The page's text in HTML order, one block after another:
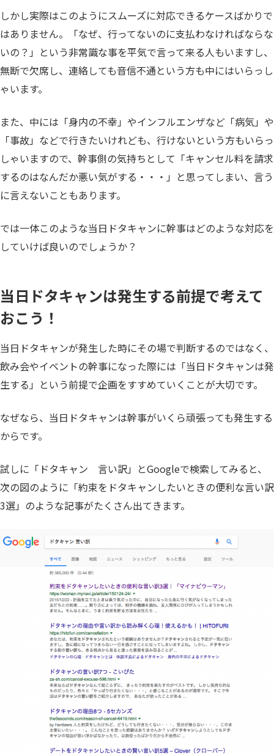
しかし実際はこのようにスムーズに対応できるケースばかりで
はありません。「なぜ、行ってないのに支払わなければならな
いの？」という非常識な事を平気で言って来る人もいますし、
無断で欠席し、連絡しても音信不通という方も中にはいらっし
ゃいます。
また、中には「身内の不幸」やインフルエンザなど「病気」や
「事故」などで行きたいけれども、行けないという方もいらっ
しゃいますので、幹事側の気持ちとして「キャンセル料を請求
するのはなんだか悪い気がする・・・」と思ってしまい、言う
に言えないこともあります。
では一体このような当日ドタキャンに幹事はどのような対応を
していけば良いのでしょうか？
当日ドタキャンは発生する前提で考えて
おこう！
当日ドタキャンが発生した時にその場で判断するのではなく、
飲み会やイベントの幹事になった際には「当日ドタキャンは発
生する」という前提で企画をすすめていくことが大切です。
なぜなら、当日ドタキャンは幹事がいくら頑張っても発生する
からです。
試しに「ドタキャン 言い訳」とGoogleで検索してみると、
次の図のように「約束をドタキャンしたいときの便利な言い訳
3選」のような記事がたくさん出てきます。